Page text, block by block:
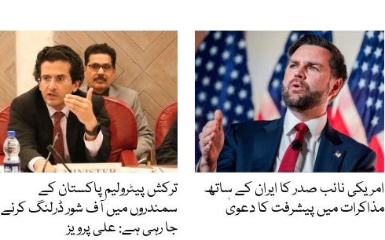
ترکش پیٹرولیم پاکستان کے
سمندروں میں آف شور ڈرلنگ کرنے
جا رہی ہے: علی پرویز
امریکی نائب صدر کا ایران کے ساتھ
مذاکرات میں پیشرفت کا دعویٰ